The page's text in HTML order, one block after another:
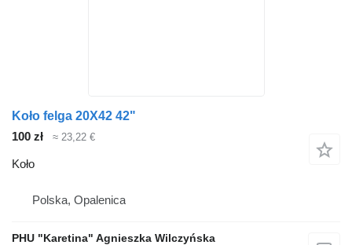
Koło felga 20X42 42"
100 zł
≈ 23,22 €
Koło
Polska, Opalenica
PHU "Karetina" Agnieszka Wilczyńska